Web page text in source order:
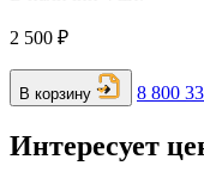
2 500 ₽
В корзину 8 800
Интересует